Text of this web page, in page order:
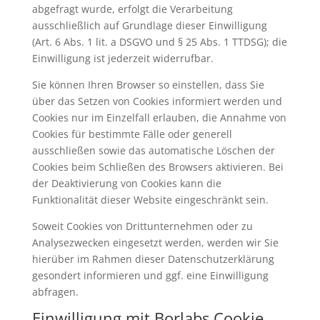
abgefragt wurde, erfolgt die Verarbeitung
ausschließlich auf Grundlage dieser Einwilligung
(Art. 6 Abs. 1 lit. a DSGVO und § 25 Abs. 1 TTDSG); die
Einwilligung ist jederzeit widerrufbar.
Sie können Ihren Browser so einstellen, dass Sie
über das Setzen von Cookies informiert werden und
Cookies nur im Einzelfall erlauben, die Annahme von
Cookies für bestimmte Fälle oder generell
ausschließen sowie das automatische Löschen der
Cookies beim Schließen des Browsers aktivieren. Bei
der Deaktivierung von Cookies kann die
Funktionalität dieser Website eingeschränkt sein.
Soweit Cookies von Drittunternehmen oder zu
Analysezwecken eingesetzt werden, werden wir Sie
hierüber im Rahmen dieser Datenschutzerklärung
gesondert informieren und ggf. eine Einwilligung
abfragen.